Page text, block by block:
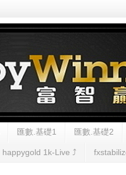
匯數.基礎1 匯數.基礎2
happygold 1k-Live ⤴︎